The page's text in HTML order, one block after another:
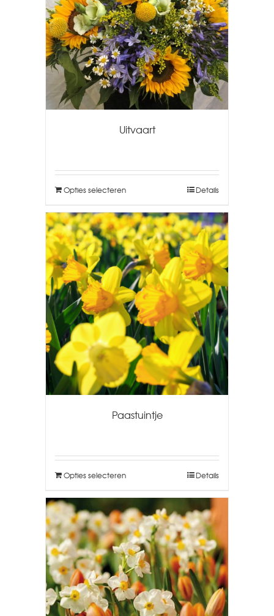
Uitvaart
Opties selecteren Details
Paastuintje
Opties selecteren Details